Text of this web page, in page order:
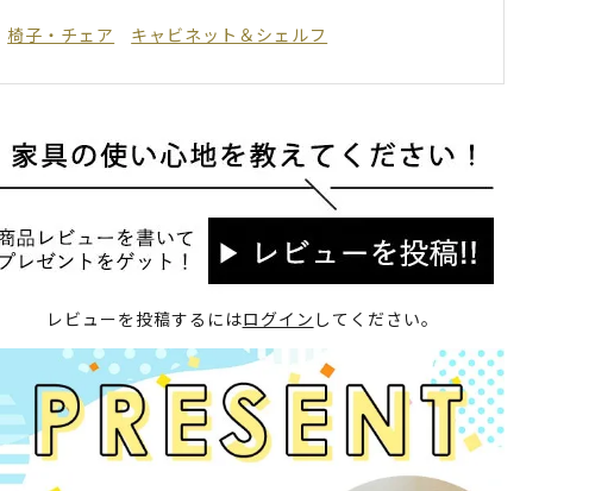
椅子・チェア
キャビネット＆シェルフ
レビューを投稿するにはログイン してください。